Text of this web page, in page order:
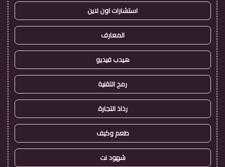
استشارات اون لاين
المعارف
هيدب فيديو
رمح التقنية
رذاذ التجارة
طعم وكيف
شهود نت